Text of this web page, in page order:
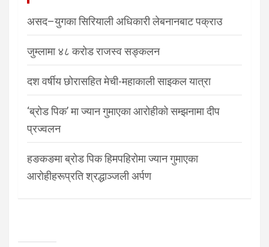
असद–युगका सिरियाली अधिकारी लेबनानबाट पक्राउ
जुम्लामा ४८ करोड राजस्व सङ्कलन
दश वर्षीय छोरासहित मेची-महाकाली साइकल यात्रा
‘ब्रोड पिक’ मा ज्यान गुमाएका आरोहीको सम्झनामा दीप
प्रज्वलन
हङकङमा ब्रोड पिक हिमपहिरोमा ज्यान गुमाएका
आरोहीहरूप्रति श्रद्धाञ्जली अर्पण